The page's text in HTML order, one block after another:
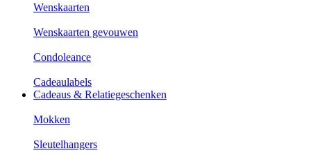
Wenskaarten
Wenskaarten gevouwen
Condoleance
Cadeaulabels
Cadeaus & Relatiegeschenken
Mokken
Sleutelhangers